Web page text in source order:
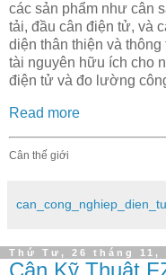
các sản phẩm như cân
tải, đầu cân điện tử, và
diện thân thiện và
tài nguyên hữu ích cho
điện tử và đo lường
Read more
Cân thế giới
can_cong_nghiep_dien_tu
Thứ Tư, 26 tháng 11,
Cân Kỹ Thuật